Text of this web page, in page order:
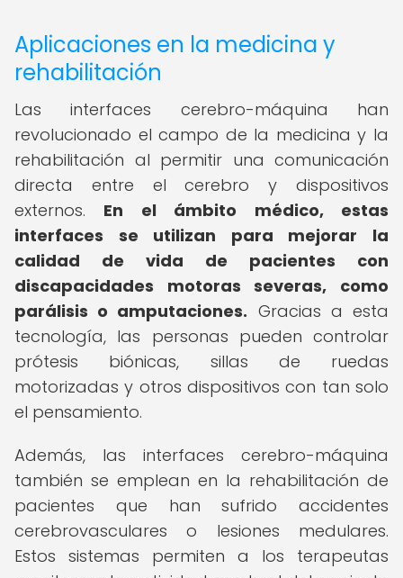
Aplicaciones en la medicina y
rehabilitación
Las interfaces cerebro-máquina han
revolucionado el campo de la medicina y la
rehabilitación al permitir una comunicación
directa entre el cerebro y dispositivos
externos. En el ámbito médico, estas
interfaces se utilizan para mejorar la
calidad de vida de pacientes con
discapacidades motoras severas, como
parálisis o amputaciones. Gracias a esta
tecnología, las personas pueden controlar
prótesis biónicas, sillas de ruedas
motorizadas y otros dispositivos con tan solo
el pensamiento.
Además, las interfaces cerebro-máquina
también se emplean en la rehabilitación de
pacientes que han sufrido accidentes
cerebrovasculares o lesiones medulares.
Estos sistemas permiten a los terapeutas